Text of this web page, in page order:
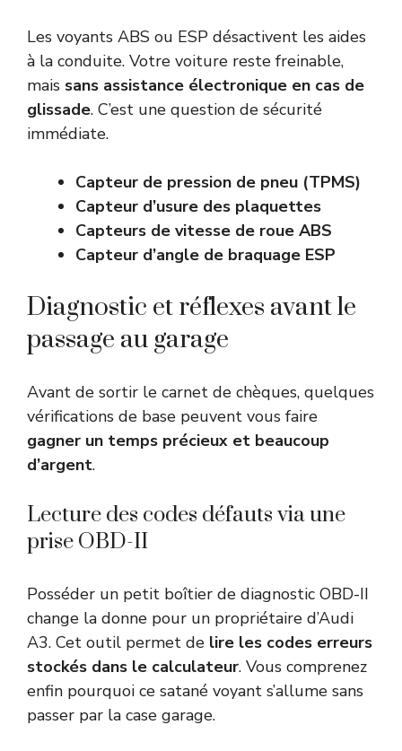
Les voyants ABS ou ESP désactivent les aides
à la conduite. Votre voiture reste freinable,
mais sans assistance électronique en cas de
glissade. C’est une question de sécurité
immédiate.
Capteur de pression de pneu (TPMS)
Capteur d’usure des plaquettes
Capteurs de vitesse de roue ABS
Capteur d’angle de braquage ESP
Diagnostic et réflexes avant le
passage au garage
Avant de sortir le carnet de chèques, quelques
vérifications de base peuvent vous faire
gagner un temps précieux et beaucoup
d’argent.
Lecture des codes défauts via une
prise OBD-II
Posséder un petit boîtier de diagnostic OBD-II
change la donne pour un propriétaire d’Audi
A3. Cet outil permet de lire les codes erreurs
stockés dans le calculateur. Vous comprenez
enfin pourquoi ce satané voyant s’allume sans
passer par la case garage.